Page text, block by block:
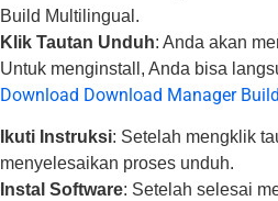
Build Multilingual.
Klik Tautan Unduh: Anda akan
Untuk menginstall, Anda bisa
Download Download Manager
Ikuti Instruksi: Setelah mengklik
menyelesaikan proses unduh.
Instal Software: Setelah selesai